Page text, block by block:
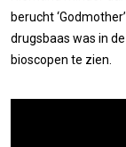
berucht
drugsbaas was in de
bioscopen te zien.